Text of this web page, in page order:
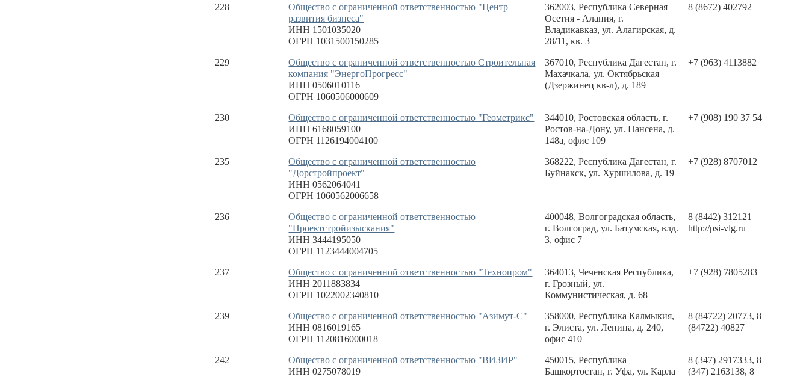
228
Общество с ограниченной ответственностью "Центр
развития бизнеса"
ИНН 1501035020
ОГРН 1031500150285
362003, Республика Северная
Осетия - Алания, г.
Владикавказ, ул. Алагирская, д.
28/11, кв. 3
8 (8672) 402792
229
Общество с ограниченной ответственностью Строительная
компания "ЭнергоПрогресс"
ИНН 0506010116
ОГРН 1060506000609
367010, Республика Дагестан, г.
Махачкала, ул. Октябрьская
(Дзержинец кв-л), д. 189
+7 (963) 4113882
230
Общество с ограниченной ответственностью "Геометрикс"
ИНН 6168059100
ОГРН 1126194004100
344010, Ростовская область, г.
Ростов-на-Дону, ул. Нансена, д.
148а, офис 109
+7 (908) 190 37 54
235
Общество с ограниченной ответственностью
"Дорстройпроект"
ИНН 0562064041
ОГРН 1060562006658
368222, Республика Дагестан, г.
Буйнакск, ул. Хуршилова, д. 19
+7 (928) 8707012
236
Общество с ограниченной ответственностью
"Проектстройизыскания"
ИНН 3444195050
ОГРН 1123444004705
400048, Волгоградская область,
г. Волгоград, ул. Батумская, влд.
3, офис 7
8 (8442) 312121
http://psi-vlg.ru
237
Общество с ограниченной ответственностью "Технопром"
ИНН 2011883834
ОГРН 1022002340810
364013, Чеченская Республика,
г. Грозный, ул.
Коммунистическая, д. 68
+7 (928) 7805283
239
Общество с ограниченной ответственностью "Азимут-С"
ИНН 0816019165
ОГРН 1120816000018
358000, Республика Калмыкия,
г. Элиста, ул. Ленина, д. 240,
офис 410
8 (84722) 20773, 8
(84722) 40827
242
Общество с ограниченной ответственностью "ВИЗИР"
ИНН 0275078019
450015, Республика
Башкортостан, г. Уфа, ул. Карла
8 (347) 2917333, 8
(347) 2163138, 8